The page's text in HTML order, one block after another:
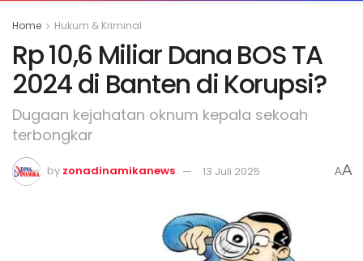
Home Hukum & Kriminal
Rp 10,6 Miliar Dana BOS TA
2024 di Banten di Korupsi?
Dugaan kejahatan oknum kepala sekoah
terbongkar
by zonadinamikanews 13 Juli 2025 AA